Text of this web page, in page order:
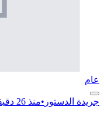
عام
جريدة الدستور •منذ 26 دقيقة